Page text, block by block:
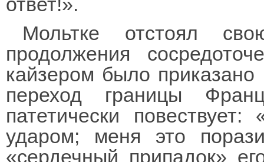
Мольтке отстоял
продолжения
кайзером было приказано
переход границы
патетически
ударом; меня это
«сердечный припадок»